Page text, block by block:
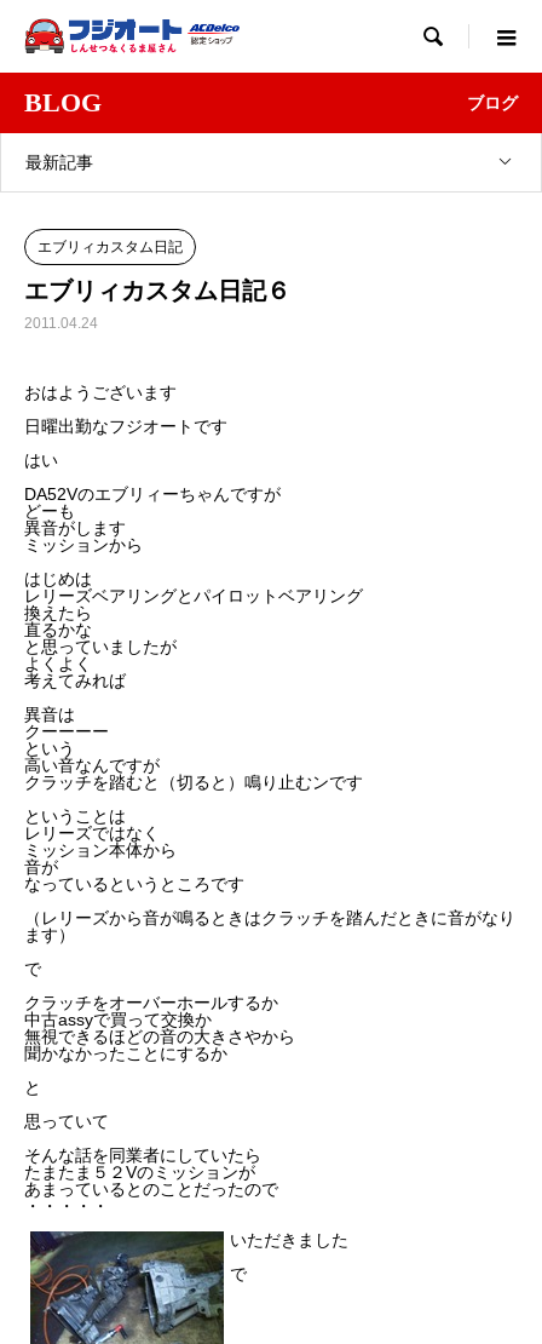

BLOG ブログ
最新記事
エブリィカスタム日記
エブリィカスタム日記６
2011.04.24
おはようございます
日曜出勤なフジオートです
はい
DA52Vのエブリィーちゃんですが
どーも
異音がします
ミッションから
はじめは
レリーズベアリングとパイロットベアリング
換えたら
直るかな
と思っていましたが
よくよく
考えてみれば
異音は
クーーーー
という
高い音なんですが
クラッチを踏むと（切ると）鳴り止むンです
ということは
レリーズではなく
ミッション本体から
音が
なっているというところです
（レリーズから音が鳴るときはクラッチを踏んだときに音がなり
ます）
で
クラッチをオーバーホールするか
中古assyで買って交換か
無視できるほどの音の大きさやから
聞かなかったことにするか
と
思っていて
そんな話を同業者にしていたら
たまたま５２Vのミッションが
あまっているとのことだったので
・・・・・
いただきました
で